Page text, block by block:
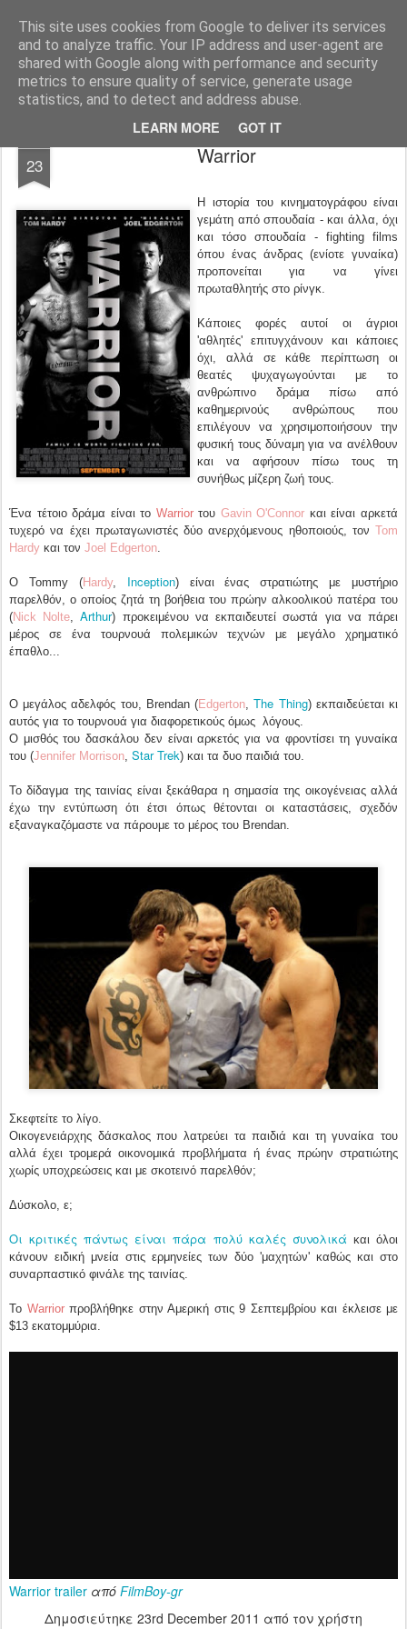
This site uses cookies from Google to deliver its services
and to analyze traffic. Your IP address and user-agent are
shared with Google along with performance and security
metrics to ensure quality of service, generate usage
statistics, and to detect and address abuse.
LEARN MORE GOT IT
FilmBoy
23 Warrior
Η ιστορία του κινηματογράφου είναι
γεμάτη από σπουδαία - και άλλα, όχι
και τόσο σπουδαία - fighting films
όπου ένας άνδρας (ενίοτε γυναίκα)
προπονείται για να γίνει
πρωταθλητής στο ρίνγκ.
Κάποιες φορές αυτοί οι άγριοι
'αθλητές' επιτυγχάνουν και κάποιες
όχι, αλλά σε κάθε περίπτωση οι
θεατές ψυχαγωγούνται με το
ανθρώπινο δράμα πίσω από
καθημερινούς ανθρώπους που
επιλέγουν να χρησιμοποιήσουν την
φυσική τους δύναμη για να ανέλθουν
και να αφήσουν πίσω τους τη
συνήθως μίζερη ζωή τους.
Ένα τέτοιο δράμα είναι το Warriorτου Gavin O'Connor και είναι αρκετά
τυχερό να έχει πρωταγωνιστές δύο ανερχόμενους ηθοποιούς, τον Tom
Hardy και τον Joel Edgerton.
Ο Tommy (Hardy, Inception) είναι ένας στρατιώτης με μυστήριο
παρελθόν, ο οποίος ζητά τη βοήθεια του πρώην αλκοολικού πατέρα του
(Nick Nolte,Arthur) προκειμένου να εκπαιδευτεί σωστά για να πάρει
μέρος σε ένα τουρνουά πολεμικών τεχνών με μεγάλο χρηματικό
έπαθλο...
Ο μεγάλος αδελφός του, Brendan (Edgerton,The Thing) εκπαιδεύεται κι
αυτός για το τουρνουά για διαφορετικούς όμως λόγους.
Ο μισθός του δασκάλου δεν είναι αρκετός για να φροντίσει τη γυναίκα
του (Jennifer Morrison, Star Trek) και τα δυο παιδιά του.
Το δίδαγμα της ταινίας είναι ξεκάθαρα η σημασία της οικογένειας αλλά
έχω την εντύπωση ότι έτσι όπως θέτονται οι καταστάσεις, σχεδόν
εξαναγκαζόμαστε να πάρουμε το μέρος του Brendan.
Σκεφτείτε το λίγο.
Οικογενειάρχης δάσκαλος που λατρεύει τα παιδιά και τη γυναίκα του
αλλά έχει τρομερά οικονομικά προβλήματα ή ένας πρώην στρατιώτης
χωρίς υποχρεώσεις και με σκοτεινό παρελθόν;
Δύσκολο, ε;
Οι κριτικές πάντως είναι πάρα πολύ καλές συνολικά και όλοι
κάνουν ειδική μνεία στις ερμηνείες των δύο 'μαχητών' καθώς και στο
συναρπαστικό φινάλε της ταινίας.
Το Warrior προβλήθηκε στην Αμερική στις 9 Σεπτεμβρίου και έκλεισε με
$13 εκατομμύρια.
Warrior trailer από FilmBoy-gr
Δημοσιεύτηκε 23rd December 2011 από τον χρήστη